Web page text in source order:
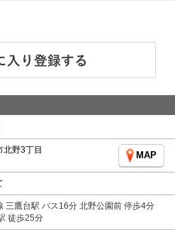
北野3丁目
MAP
三鷹台駅 バス16分 北野公園前 停歩4分
徒歩25分